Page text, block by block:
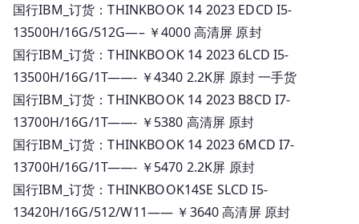
国行IBM_订货：THINKBOOK 14 2023 EDCD I5-
13500H/16G/512G—– ￥4000 高清屏 原封
国行IBM_订货：THINKBOOK 14 2023 6LCD I5-
13500H/16G/1T——- ￥4340 2.2K屏 原封 一手货
国行IBM_订货：THINKBOOK 14 2023 B8CD I7-
13700H/16G/1T——- ￥5380 高清屏 原封
国行IBM_订货：THINKBOOK 14 2023 6MCD I7-
13700H/16G/1T——- ￥5470 2.2K屏 原封
国行IBM_订货：THINKBOOK14SE SLCD I5-
13420H/16G/512/W11—— ￥3640 高清屏 原封